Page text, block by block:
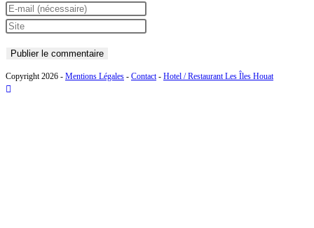
Copyright 2026 - Mentions Légales - Contact- Hotel / Restaurant Les Îles Houat